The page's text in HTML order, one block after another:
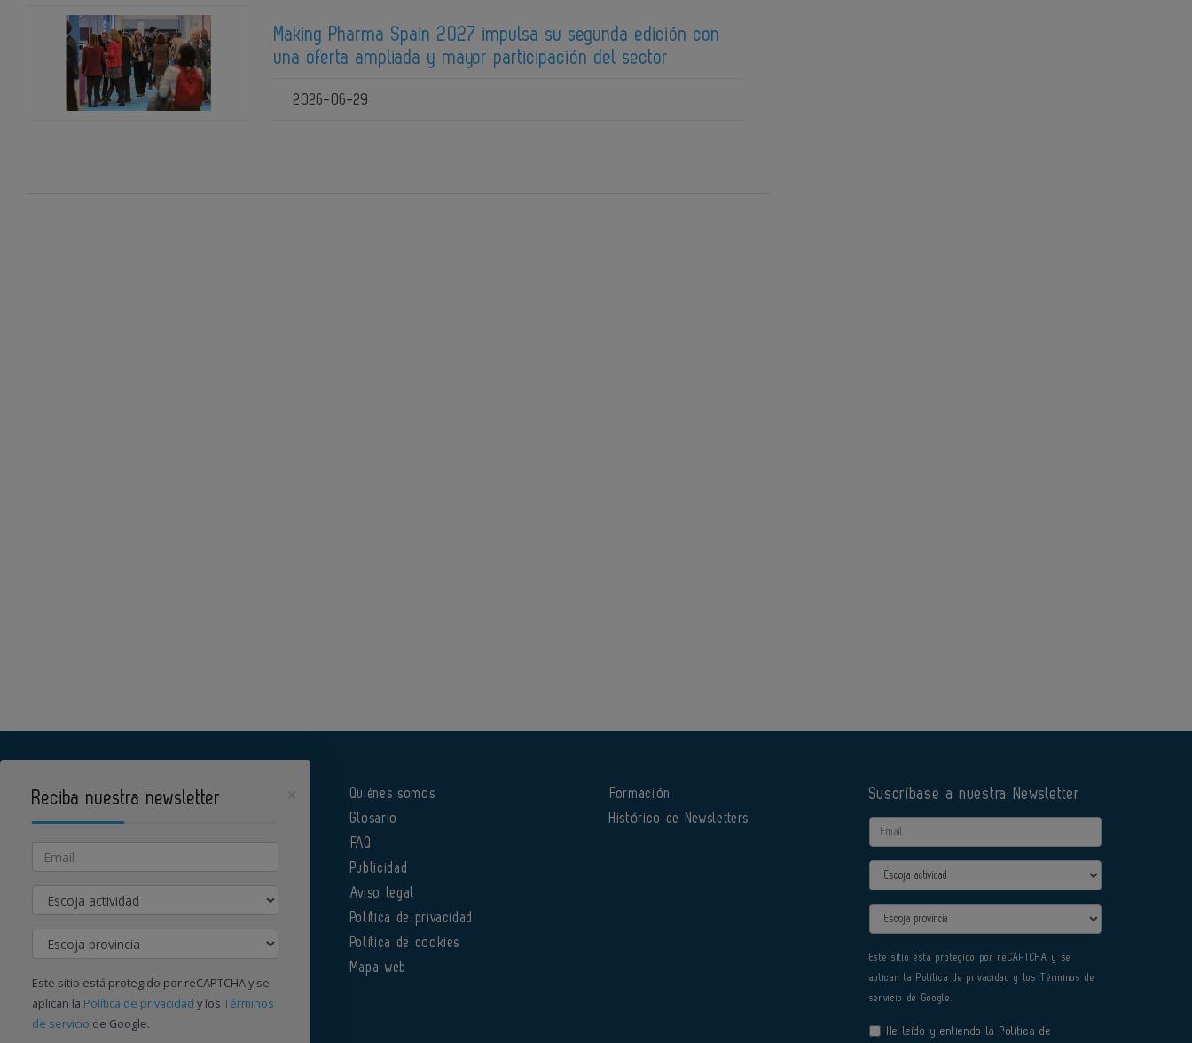
Making Pharma Spain 2027 impulsa su segunda edición con
una oferta ampliada y mayor participación del sector
2026-06-29
Órgano institucional de la AEFI
Contacte con nosotros
Quiénes somos
Glosario
FAQ
Publicidad
Aviso legal
Política de privacidad
Política de cookies
Mapa web
Formación
Histórico de Newsletters
Suscríbase a nuestra Newsletter
Email
Actividad
Provincia
Este sitio está protegido por reCAPTCHA y se
aplican la Política de privacidad y los Términos de
servicio de Google.
He leído y entiendo la Política de
Reciba nuestra newsletter
Email
Actividad
Provincia
Este sitio está protegido por reCAPTCHA y se
aplican la Política de privacidad y los Términos
de servicio de Google.